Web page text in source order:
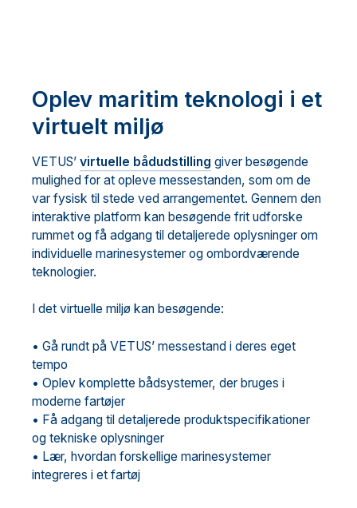
Oplev maritim teknologi i et
virtuelt miljø
VETUS’ virtuelle bådudstilling giver besøgende
mulighed for at opleve messestanden, som om de
var fysisk til stede ved arrangementet. Gennem den
interaktive platform kan besøgende frit udforske
rummet og få adgang til detaljerede oplysninger om
individuelle marinesystemer og ombordværende
teknologier.
I det virtuelle miljø kan besøgende:
• Gå rundt på VETUS’ messestand i deres eget
tempo
• Oplev komplette bådsystemer, der bruges i
moderne fartøjer
• Få adgang til detaljerede produktspecifikationer
og tekniske oplysninger
• Lær, hvordan forskellige marinesystemer
integreres i et fartøj